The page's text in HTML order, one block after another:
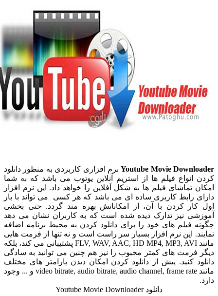
Youtube Movieنرم افزاری کاربردی به منظور دانلود
انواع فیلم ها از استریم آنلاین یوتوب می باشد که به شما
تماشای فیلم ها به شکل آفلاین را خواهد داد. این نرم افزار
رابط کاربری ساده ای می باشد که هر کسی می تواند با بار
کردن با آن، از امکاناتش بهره مند گردد. حتی بخشی
نیز تدارک دیده شده است که به کاربران نشان می دهد
فیلم های خود را برای دانلود کردن به محیط برنامه اضافه
این نرم افزار بسیار سر راست است و نه تنها از فرمت هایی
مانند FLV, WAV, AAC, HD MP4, MP3, AVI پشتیبانی می کند، بلکه
فرمت های کمتر محبوب را نیز هم چنین می توانید به سادگی
کنید. پیش از دانلود کردن امکان دیدن پارامتر های مختلف
مانند video bitrate, audio bitrate, audio channel, frame rate و ... وجود